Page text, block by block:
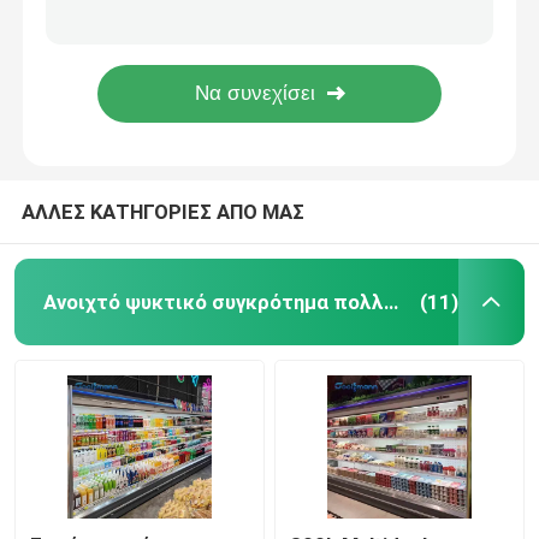
Ανοικτό ψυγείο προθηκών
Ψυκτήρας νησιών υπεραγορών
Καταψύκτης με επίδειξη κρέατος
Δοχείο ψύξης επίδειξης τροφίμων
Ψυκτήρας κρύων δωματίων
ΑΛΛΕΣ ΚΑΤΗΓΟΡΙΕΣ ΑΠΟ ΜΑΣ
Ανοιχτό ψυκτικό συγκρότημα πολλαπλών καταστρωμάτων (11)